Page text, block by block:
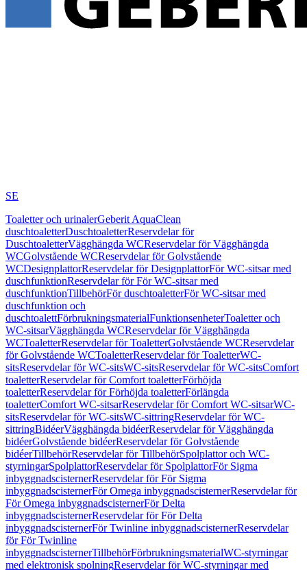
SE
Toaletter och urinalerGeberit AquaClean
duschtoaletterDuschtoaletterReservdelar för
DuschtoaletterVägghängda WCReservdelar för Vägghängda
WCGolvstående WCReservdelar för Golvstående
WCDesignplattorReservdelar för DesignplattorFör WC-sitsar med
duschfunktionReservdelar för För WC-sitsar med
duschfunktionTillbehörFör duschtoaletterFör WC-sitsar med
duschfunktion och
duschtoalettFörbrukningsmaterialFunktionsenheterToaletter och
WC-sitsarVägghängda WCReservdelar för Vägghängda
WCToaletterReservdelar för ToaletterGolvstående WCReservdelar
för Golvstående WCToaletterReservdelar för ToaletterWC-
sitsReservdelar för WC-sitsWC-sitsReservdelar för WC-sitsComfort
toaletterReservdelar för Comfort toaletterFörhöjda
toaletterReservdelar för Förhöjda toaletterFörlängda
toaletterComfort WC-sitsarReservdelar för Comfort WC-sitsarWC-
sitsReservdelar för WC-sitsWC-sittringReservdelar för WC-
sittringBidéerVägghängda bidéerReservdelar för Vägghängda
bidéerGolvstående bidéerReservdelar för Golvstående
bidéerTillbehörReservdelar för TillbehörSpolplattor och WC-
styrningarSpolplattorReservdelar för SpolplattorFör Sigma
inbyggnadscisternerReservdelar för För Sigma
inbyggnadscisternerFör Omega inbyggnadscisternerReservdelar för
För Omega inbyggnadscisternerFör Delta
inbyggnadscisternerReservdelar för För Delta
inbyggnadscisternerFör Twinline inbyggnadscisternerReservdelar
för För Twinline
inbyggnadscisternerTillbehörFörbrukningsmaterialWC-styrningar
med elektronisk spolningReservdelar för WC-styrningar med